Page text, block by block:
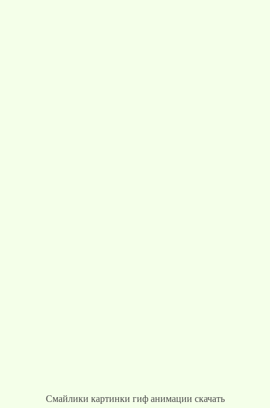
Смайлики картинки гиф анимации скачать